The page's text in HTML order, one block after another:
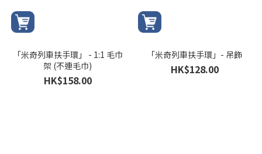
「米奇列車扶手環」 - 1:1 毛巾
架 (不連毛巾)
HK$158.00
「米奇列車扶手環」- 吊飾
HK$128.00